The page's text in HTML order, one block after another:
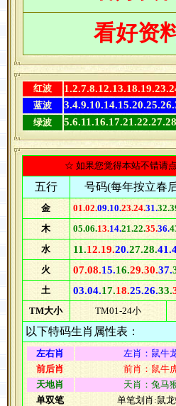
看好资
红波
蓝波
绿波
☆ 如果您觉得本站不错请
五行 号码(每年按立春
金 01.02.09.10.23.24.31.
木 05.06.13.14.21.22.35.36.
水
11.12.19.20.27.28.
火
07.08.15.16.29.30.37.
土
03.04.17.18.25.26.33.
TM大小
TM01-24小
以下特码生肖属性表：
左右肖
左肖：鼠牛
前后肖
前肖：鼠牛
天地肖
天肖：兔马
单双笔
单笔划肖:鼠